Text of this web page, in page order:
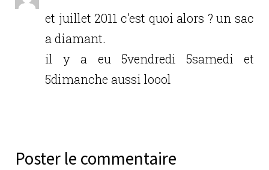
et juillet 2011 c’est quoi alors ? un sac
a diamant.
il y a eu 5vendredi 5samedi et
5dimanche aussi loool
Poster le commentaire